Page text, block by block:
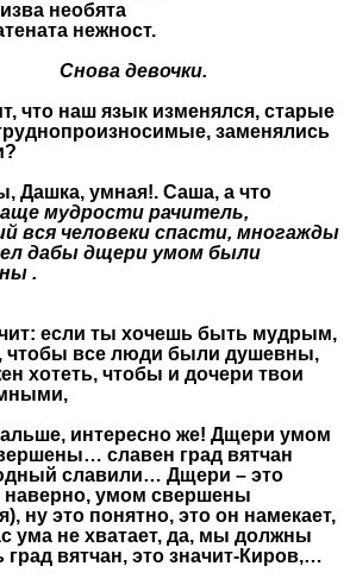
необята
нежност.
Снова девочки.
что наш язык изменялся, старые
заменялись
Дашка, умная!. Саша, а что
мудрости рачитель,
вся человеки спасти, многажды
дабы дщери умом были
.
если ты хочешь быть мудрым,
чтобы все люди были душевны,
хотеть, чтобы и дочери твои
интересно же! Дщери умом
славен град вятчан
славили… Дщери – это
наверно, умом свершены
ну это понятно, это он намекает,
ума не хватает, да, мы должны
град вятчан, это значит-Киров,…